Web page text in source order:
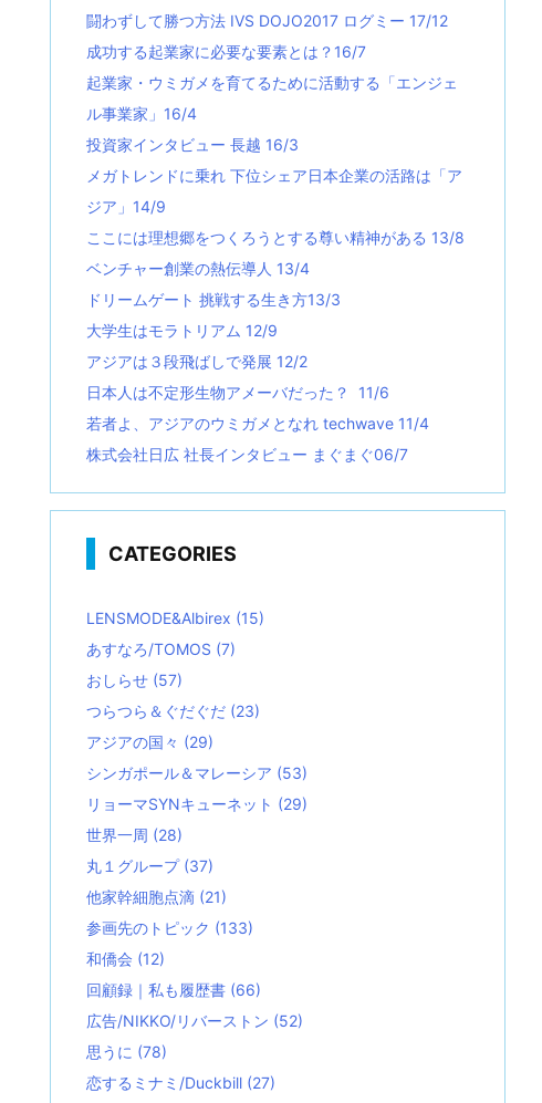
闘わずして勝つ方法 IVS DOJO2017 ログミー 17/12
成功する起業家に必要な要素とは？16/7
起業家・ウミガメを育てるために活動する「エンジェ
ル事業家」16/4
投資家インタビュー 長越 16/3
メガトレンドに乗れ 下位シェア日本企業の活路は「ア
ジア」14/9
ここには理想郷をつくろうとする尊い精神がある 13/8
ベンチャー創業の熱伝導人 13/4
ドリームゲート 挑戦する生き方13/3
大学生はモラトリアム 12/9
アジアは３段飛ばしで発展 12/2
日本人は不定形生物アメーバだった？ 11/6
若者よ、アジアのウミガメとなれ techwave 11/4
株式会社日広 社長インタビュー まぐまぐ06/7
CATEGORIES
LENSMODE&Albirex (15)
あすなろ/TOMOS (7)
おしらせ (57)
つらつら＆ぐだぐだ (23)
アジアの国々 (29)
シンガポール＆マレーシア (53)
リョーマSYNキューネット (29)
世界一周 (28)
丸１グループ (37)
他家幹細胞点滴 (21)
参画先のトピック (133)
和僑会 (12)
回顧録｜私も履歴書 (66)
広告/NIKKO/リバーストン (52)
思うに (78)
恋するミナミ/Duckbill (27)